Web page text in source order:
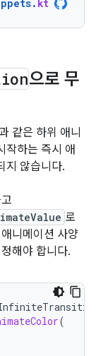
. kt
으로 무
같은 하위 애니
작하는 즉시 애
지 않습니다.
로
니메이션 사양
해야 합니다.
(